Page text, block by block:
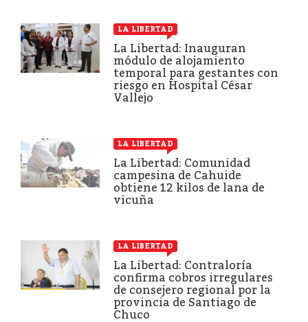
LA LIBERTAD
La Libertad: Inauguran
módulo de alojamiento
temporal para gestantes con
riesgo en Hospital César
Vallejo
LA LIBERTAD
La Libertad: Comunidad
campesina de Cahuide
obtiene 12 kilos de lana de
vicuña
LA LIBERTAD
La Libertad: Contraloría
confirma cobros irregulares
de consejero regional por la
provincia de Santiago de
Chuco